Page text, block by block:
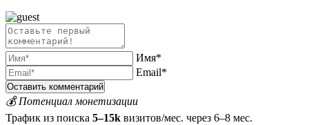
Имя*
Email*
💰 Потенциал монетизации
Трафик из поиска 5–15k визитов/мес. через 6–8 мес.